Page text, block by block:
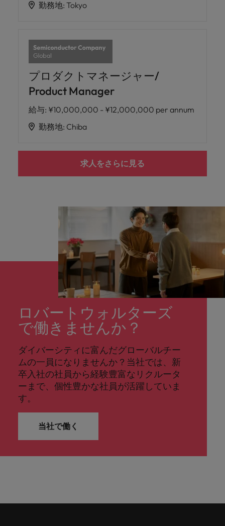
勤務地: Tokyo
プロダクトマネージャー/
Product Manager
給与: ¥10,000,000 - ¥12,000,000 per annum
勤務地: Chiba
求人をさらに見る
ロバートウォルターズ
で働きませんか？
ダイバーシティに富んだグローバルチー
ムの一員になりませんか？当社では、新
卒入社の社員から経験豊富なリクルータ
ーまで、個性豊かな社員が活躍していま
す。
当社で働く